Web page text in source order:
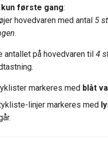
første gang:
hovedvaren med antal 5
.
på hovedvaren til 4
markeres med blåt
linjer markeres med